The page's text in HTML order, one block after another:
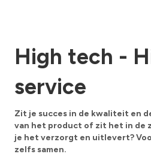
High tech -
service
Zit je succes in de kwaliteit en
van het product of zit het in de
je het verzorgt en uitlevert?
zelfs samen.